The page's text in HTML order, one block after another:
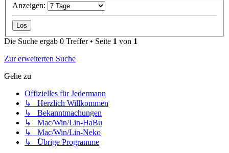
Anzeigen:
Die Suche ergab 0 Treffer • Seite 1 von 1
Zur erweiterten Suche
Gehe zu
Offizielles für Jedermann
↳ Herzlich Willkommen
↳ Bekanntmachungen
↳ Mac/Win/Lin-HaBu
↳ Mac/Win/Lin-Neko
↳ Übrige Programme